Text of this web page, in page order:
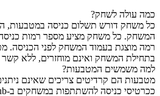
כמה עולה לשחק?
כל משחק דורש תשלום כניסה במטבעות,
המשחק. כל משחק מציע מספר רמות
רמה מוצגת בעמוד המשחק לפני הכניסה.
בתחילת המשחק ואינם מוחזרים, ללא
למה משמשים המטבעות?
מטבעות הם קרדיטים צריכים שאינם